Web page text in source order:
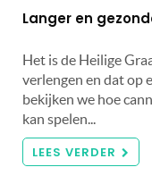
Langer en
Het is de Heilige
verlengen en dat op
bekijken we hoe
kan spelen...
LEES VERDER